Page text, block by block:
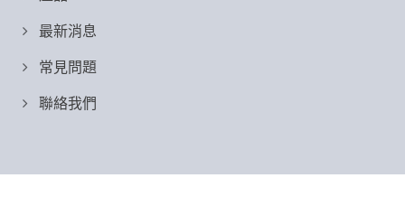
最新消息
常見問題
聯絡我們